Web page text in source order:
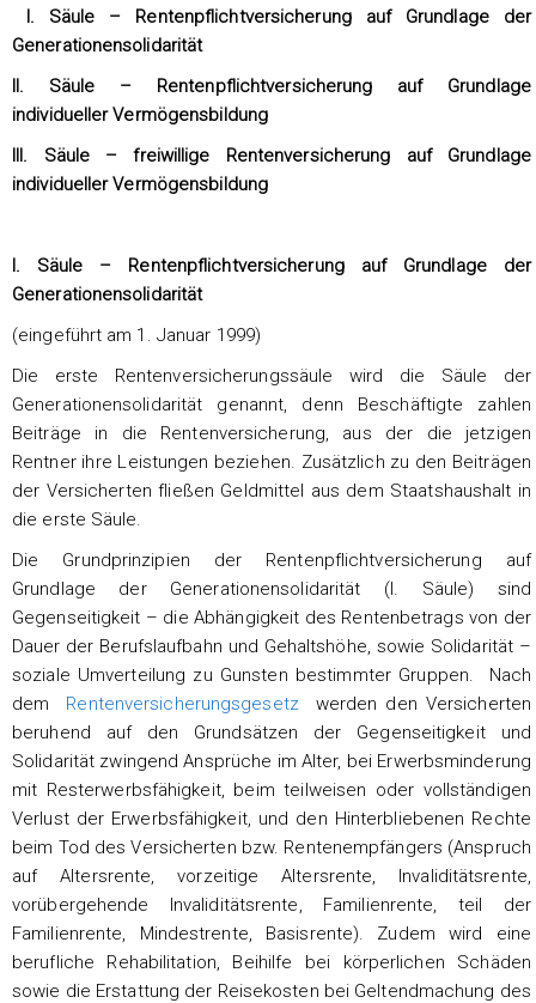
I. Säule – Rentenpflichtversicherung auf Grundlage der
Generationensolidarität
II. Säule – Rentenpflichtversicherung auf Grundlage
individueller Vermögensbildung
III. Säule – freiwillige Rentenversicherung auf Grundlage
individueller Vermögensbildung
I. Säule – Rentenpflichtversicherung auf Grundlage der
Generationensolidarität
(eingeführt am 1. Januar 1999)
Die erste Rentenversicherungssäule wird die Säule der
Generationensolidarität genannt, denn Beschäftigte zahlen
Beiträge in die Rentenversicherung, aus der die jetzigen
Rentner ihre Leistungen beziehen. Zusätzlich zu den Beiträgen
der Versicherten fließen Geldmittel aus dem Staatshaushalt in
die erste Säule.
Die Grundprinzipien der Rentenpflichtversicherung auf
Grundlage der Generationensolidarität (I. Säule) sind
Gegenseitigkeit – die Abhängigkeit des Rentenbetrags von der
Dauer der Berufslaufbahn und Gehaltshöhe, sowie Solidarität –
soziale Umverteilung zu Gunsten bestimmter Gruppen. Nach
dem
Rentenversicherungsgesetz
werden den Versicherten
beruhend auf den Grundsätzen der Gegenseitigkeit und
Solidarität zwingend Ansprüche im Alter, bei Erwerbsminderung
mit Resterwerbsfähigkeit, beim teilweisen oder vollständigen
Verlust der Erwerbsfähigkeit, und den Hinterbliebenen Rechte
beim Tod des Versicherten bzw. Rentenempfängers (Anspruch
auf Altersrente, vorzeitige Altersrente, Invaliditätsrente,
vorübergehende Invaliditätsrente, Familienrente, teil der
Familienrente, Mindestrente, Basisrente). Zudem wird eine
berufliche Rehabilitation, Beihilfe bei körperlichen Schäden
sowie die Erstattung der Reisekosten bei Geltendmachung des